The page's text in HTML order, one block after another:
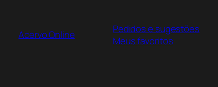
Acervo Online
Pedidos e sugestões
Meus favoritos